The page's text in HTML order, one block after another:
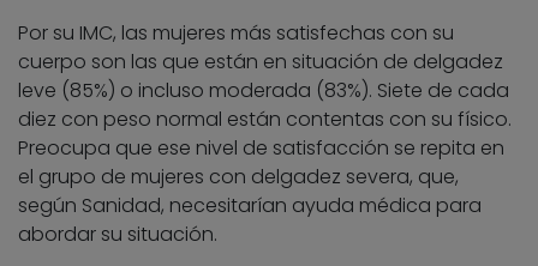
Por su IMC, las mujeres más satisfechas con su
cuerpo son las que están en situación de delgadez
leve (85%) o incluso moderada (83%). Siete de cada
diez con peso normal están contentas con su físico.
Preocupa que ese nivel de satisfacción se repita en
el grupo de mujeres con delgadez severa, que,
según Sanidad, necesitarían ayuda médica para
abordar su situación.